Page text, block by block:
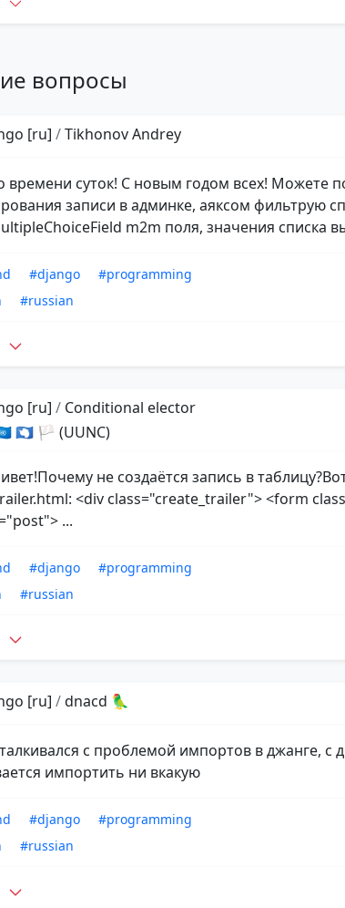
вопросы
[ru] /Tikhonov Andrey
времени суток! С новым годом всех! Можете
записи в админке, аяксом фильтрую
m2m поля, значения списка
#django
#programming
#russian
[ru] / Conditional elector
🇦🇶 🏳 (UUNC)
не создаётся запись в
<div class="create_trailer"> <form
...
#django
#programming
#russian
[ru] /dnacd 🦜
с проблемой импортов в джанге, с
импортить ни вкакую
#django
#programming
#russian